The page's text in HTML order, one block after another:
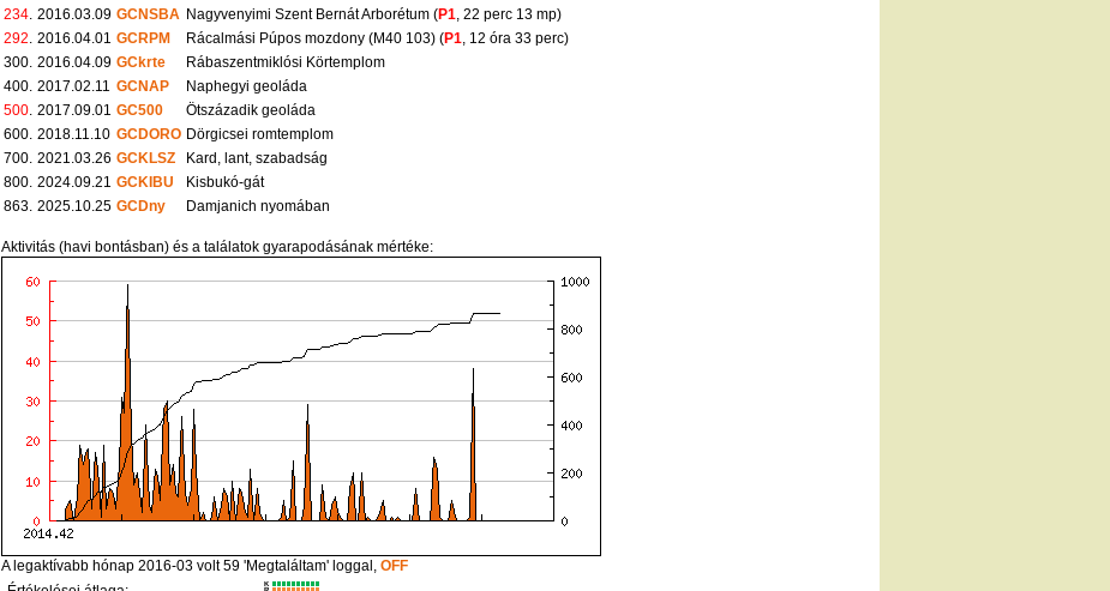
234 2016.03.09 GCNSBA Nagyvenyimi Szent Bernát Arborétum (P1 , 22 perc 13 mp)
292 2016.04.01 GCRPM Rácalmási Púpos mozdony (M40 103) (P1 , 12 óra 33 perc)
300. 2016.04.09 GCkrte
Rábaszentmiklósi Körtemplom
400. 2017.02.11 GCNAP
Naphegyi geoláda
500 2017.09.01 GC500
Ötszázadik geoláda
600. 2018.11.10 GCDORO Dörgicsei romtemplom
700. 2021.03.26 GCKLSZ
Kard, lant, szabadság
800. 2024.09.21 GCKIBU
Kisbukó-gát
863. 2025.10.25 GCDny Damjanich nyomában
Aktivitás (havi bontásban) és a találatok gyarapodásának mértéke:
A legaktívabb hónap 2016-03 volt 59 'Megtaláltam' loggal,OFF
K
R